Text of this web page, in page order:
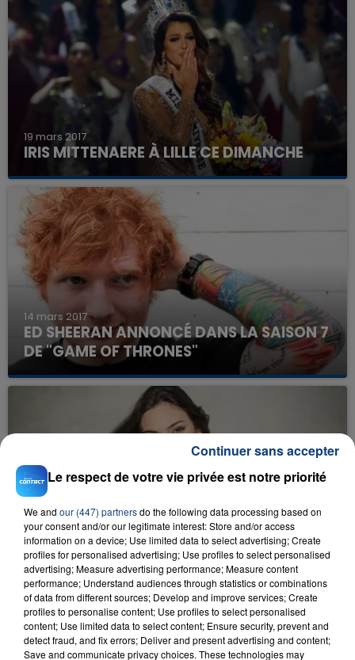
19 mars 2017
IRIS MITTENAERE À LILLE CE DIMANCHE
14 mars 2017
ED SHEERAN ANNONCÉ DANS LA SAISON 7
DE "GAME OF THRONES"
13 mars 2017
EUROVISION 2017 : LE REMIX DE "REQUIEM"
D'ALMA
Le respect de votre vie privée est notre priorité
We and our (447) partnersdo the following data processing based on
your consent and/or our legitimate interest: Store and/or access
information on a device; Use limited data to select advertising; Create
profiles for personalised advertising; Use profiles to select personalised
advertising; Measure advertising performance; Measure content
performance; Understand audiences through statistics or combinations
of data from different sources; Develop and improve services; Create
profiles to personalise content; Use profiles to select personalised
content; Use limited data to select content; Ensure security, prevent and
detect fraud, and fix errors; Deliver and present advertising and content;
Save and communicate privacy choices. These technologies may
Continuer sans accepter